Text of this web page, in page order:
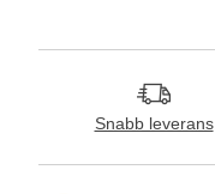
Snabb leverans